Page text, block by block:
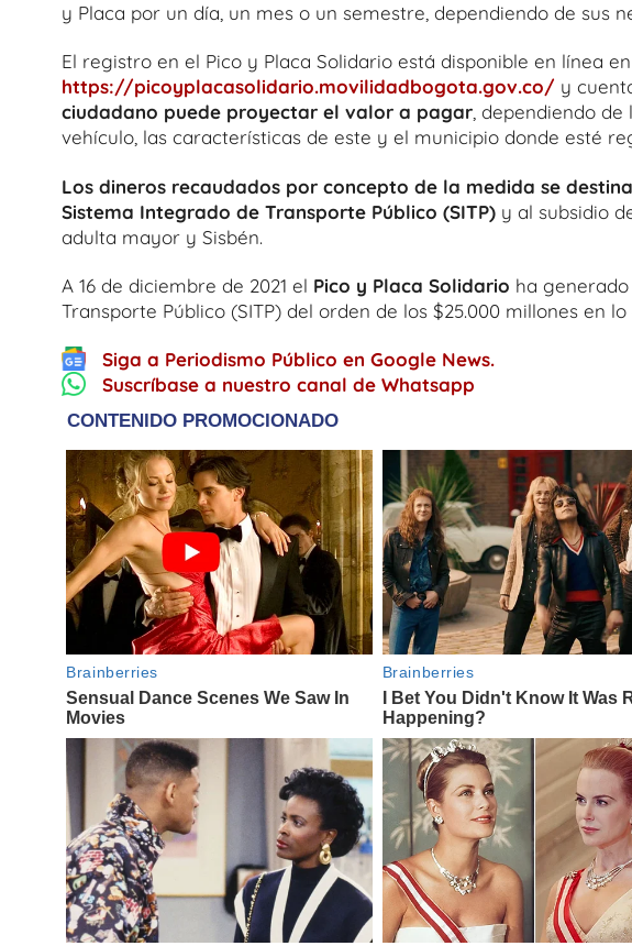
y Placa por un día, un mes o un semestre, dependiendo de sus
El registro en el Pico y Placa Solidario está disponible en línea
https://picoyplacasolidario.movilidadbogota.gov.co/ y
ciudadano puede proyectar el valor a pagar, dependiendo
vehículo, las características de este y el municipio donde esté
Los dineros recaudados por concepto de la medida se
Sistema Integrado de Transporte Público (SITP) y al subsidio
adulta mayor y Sisbén.
A 16 de diciembre de 2021 el Pico y Placa Solidario ha
Transporte Público (SITP) del orden de los $25.000 millones en
Siga a Periodismo Público en Google News.
Suscríbase a nuestro canal de Whatsapp